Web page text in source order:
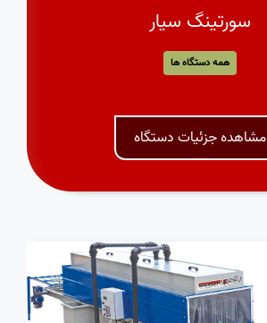
سورتینگ سیار
همه دستگاه ها
مشاهده جزئیات دستگاه